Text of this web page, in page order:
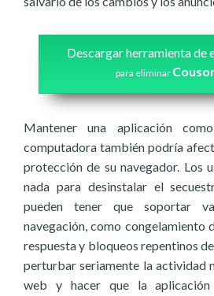
Descargar herramienta de
para eliminar
Mantener una aplicación
computadora también podría
protección de su navegador. Los
nada para desinstalar el
pueden tener que soportar
navegación, como congelamiento
respuesta y bloqueos repentinos
perturbar seriamente la actividad
web y hacer que la aplicación